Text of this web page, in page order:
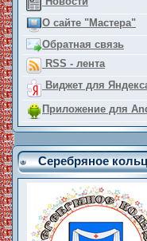
О сайте "Мастера"
Обратная связь
RSS - лента
Виджет для
Приложение для
Серебряное